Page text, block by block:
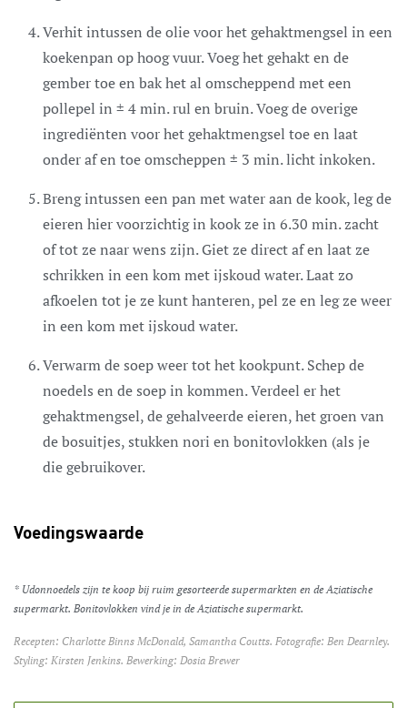
Verhit intussen de olie voor het gehaktmengsel in een
koekenpan op hoog vuur. Voeg het gehakt en de
gember toe en bak het al omscheppend met een
pollepel in ± 4 min. rul en bruin. Voeg de overige
ingrediënten voor het gehaktmengsel toe en laat
onder af en toe omscheppen ± 3 min. licht inkoken.
Breng intussen een pan met water aan de kook, leg de
eieren hier voorzichtig in kook ze in 6.30 min. zacht
of tot ze naar wens zijn. Giet ze direct af en laat ze
schrikken in een kom met ijskoud water. Laat zo
afkoelen tot je ze kunt hanteren, pel ze en leg ze weer
in een kom met ijskoud water.
Verwarm de soep weer tot het kookpunt. Schep de
noedels en de soep in kommen. Verdeel er het
gehaktmengsel, de gehalveerde eieren, het groen van
de bosuitjes, stukken nori en bonitovlokken (als je
die gebruikover.
Voedingswaarde
* Udonnoedels zijn te koop bij ruim gesorteerde supermarkten en de Aziatische
supermarkt. Bonitovlokken vind je in de Aziatische supermarkt.
Recepten: Charlotte Binns McDonald, Samantha Coutts. Fotografie: Ben Dearnley.
Styling: Kirsten Jenkins. Bewerking: Dosia Brewer